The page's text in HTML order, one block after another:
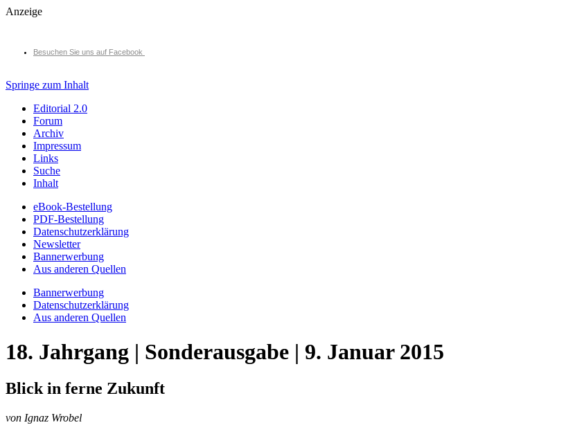
Anzeige
Besuchen Sie uns auf Facebook
Springe zum Inhalt
Editorial 2.0
Forum
Archiv
Impressum
Links
Suche
Inhalt
eBook-Bestellung
PDF-Bestellung
Datenschutzerklärung
Newsletter
Bannerwerbung
Aus anderen Quellen
Bannerwerbung
Datenschutzerklärung
Aus anderen Quellen
18. Jahrgang | Sonderausgabe | 9. Januar 2015
Blick in ferne Zukunft
von Ignaz Wrobel